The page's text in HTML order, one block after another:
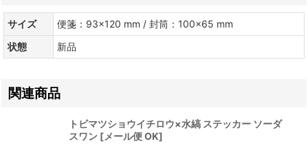
サイズ
便箋：93×120 mm / 封筒：100×65 mm
状態
新品
関連商品
トビマツショウイチロウ×水縞 ステッカー ソーダ
スワン [メール便 OK]